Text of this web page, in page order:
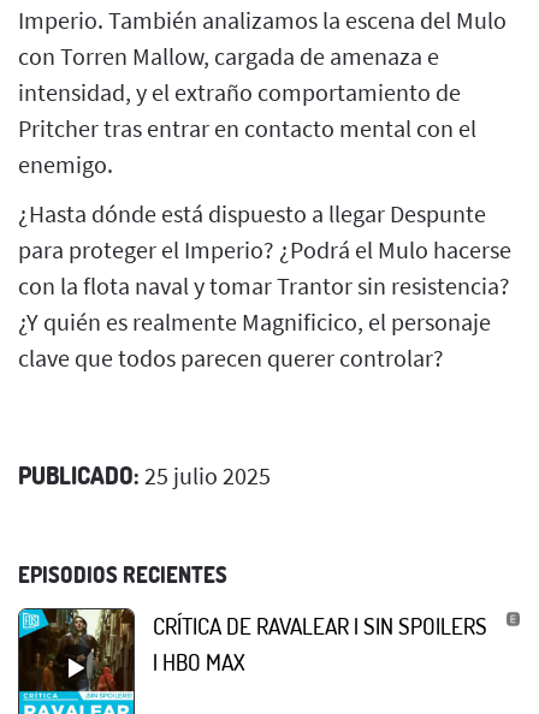
Imperio. También analizamos la escena del Mulo
con Torren Mallow, cargada de amenaza e
intensidad, y el extraño comportamiento de
Pritcher tras entrar en contacto mental con el
enemigo.
¿Hasta dónde está dispuesto a llegar Despunte
para proteger el Imperio? ¿Podrá el Mulo hacerse
con la flota naval y tomar Trantor sin resistencia?
¿Y quién es realmente Magnificico, el personaje
clave que todos parecen querer controlar?
PUBLICADO: 25 julio 2025
EPISODIOS RECIENTES
CRÍTICA DE RAVALEAR | SIN SPOILERS
| HBO MAX